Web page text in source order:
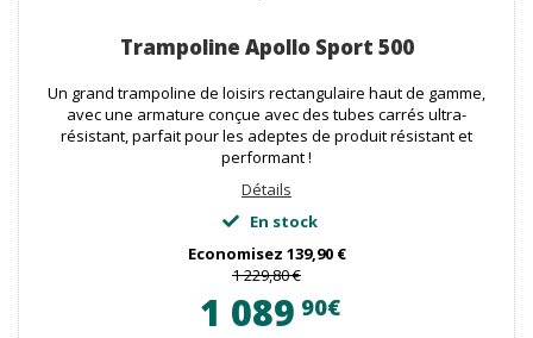
Trampoline Apollo Sport 500
Un grand trampoline de loisirs rectangulaire haut de gamme,
avec une armature conçue avec des tubes carrés ultra-
résistant, parfait pour les adeptes de produit résistant et
performant !
Détails
En stock
Economisez 139,90 €
1 229,80 €
1 089 90€